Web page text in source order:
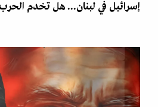
إسرائيل في لبنان... هل تخدم